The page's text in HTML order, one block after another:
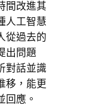
間改進其
人工智慧
從過去的
出問題
對話並識
移，能更
回應。